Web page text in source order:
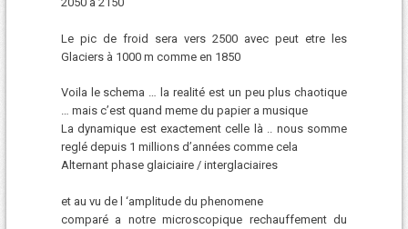
Le pic de froid sera vers 2500 avec peut etre les
Glaciers à 1000 m comme en 1850
Voila le schema … la realité est un peu plus chaotique
… mais c’est quand meme du papier a musique
La dynamique est exactement celle là .. nous somme
reglé depuis 1 millions d’années comme cela
Alternant phase glaiciaire / interglaciaires
et au vu de l ‘amplitude du phenomene
comparé a notre microscopique rechauffement du